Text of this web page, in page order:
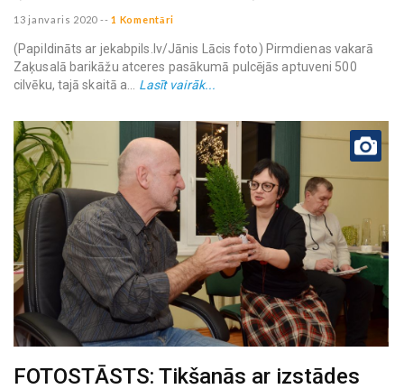
13 janvaris 2020 -- 1 Komentāri
(Papildināts ar jekabpils.lv/Jānis Lācis foto) Pirmdienas vakarā
Zaķusalā barikāžu atceres pasākumā pulcējās aptuveni 500
cilvēku, tajā skaitā a... Lasīt vairāk...
FOTOSTĀSTS: Tikšanās ar izstādes